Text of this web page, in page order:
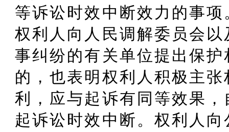
等诉讼时效中断效力的事项
权利人向人民调解委员会
事纠纷的有关单位提出保
的，也表明权利人积极主
利，应与起诉有同等效果
起诉讼时效中断。权利人